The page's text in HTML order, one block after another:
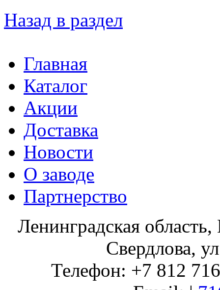
Назад в раздел
Главная
Каталог
Акции
Доставка
Новости
О заводе
Партнерство
Ленинградская
Свердлова,
Телефон: +7 812